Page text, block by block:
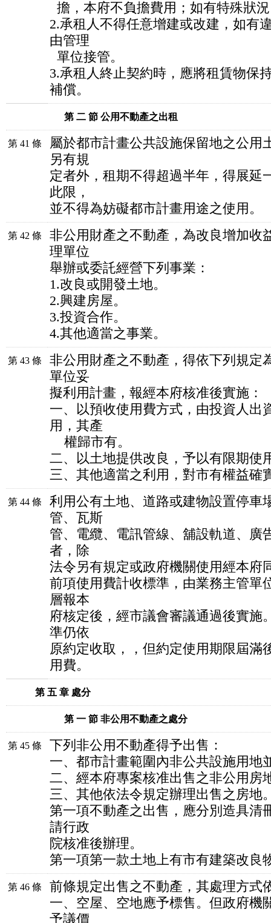
擔，本府不負擔費用；如有特殊狀
2.承租人不得任意增建或改建，如有
由管理
單位接管。
3.承租人終止契約時，應將租賃物保
補償。
第 二 節 公用不動產之出租
第 41 條
屬於都市計畫公共設施保留地之公用
另有規
定者外，租期不得超過半年，得展延
此限，
並不得為妨礙都市計畫用途之使用。
第 42 條
非公用財產之不動產，為改良增加收
理單位
舉辦或委託經營下列事業：
1.改良或開發土地。
2.興建房屋。
3.投資合作。
4.其他適當之事業。
第 43 條
非公用財產之不動產，得依下列規定
單位妥
擬利用計畫，報經本府核准後實施：
一、以預收使用費方式，由投資人出
用，其產
權歸市有。
二、以土地提供改良，予以有限期使
三、其他適當之利用，對市有權益確
第 44 條
利用公有土地、道路或建物設置停車
管、瓦斯
管、電纜、電訊管線、舖設軌道、廣
者，除
法令另有規定或政府機關使用經本府
前項使用費計收標準，由業務主管單
層報本
府核定後，經市議會審議通過後實施
準仍依
原約定收取，，但約定使用期限屆滿
用費。
第 五 章 處分
第 一 節 非公用不動產之處分
第 45 條
下列非公用不動產得予出售：
一、都市計畫範圍內非公共設施用地
二、經本府專案核准出售之非公用房
三、其他依法令規定辦理出售之房地
第一項不動產之出售，應分別造具清
請行政
院核准後辦理。
第一項第一款土地上有市有建築改良
第 46 條
前條規定出售之不動產，其處理方式
一、空屋、空地應予標售。但政府機
予議價